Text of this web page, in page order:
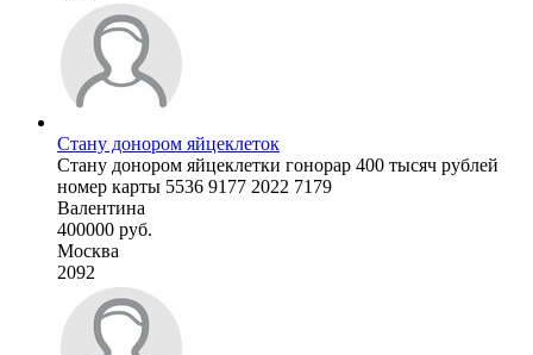
Стану донором яйцеклеток
Стану донором яйцеклетки гонорар 400 тысяч рублей
номер карты 5536 9177 2022 7179
Валентина
400000 руб.
Москва
2092